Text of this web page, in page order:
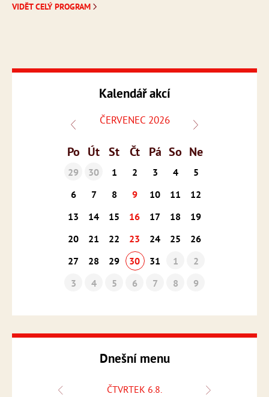
VIDĚT CELÝ PROGRAM
Kalendář akcí
ČERVENEC 2026
Po Út St Čt Pá So Ne
29 30 1 2 3 4
5
6
7 8 9 10 11
12
13
14 15 16 17 18
19
20
21 22 23 24 25
26
27
28 29 30 31 1
2
3
4 5 6 7 8 9
Dnešní menu
ČTVRTEK 6.8.